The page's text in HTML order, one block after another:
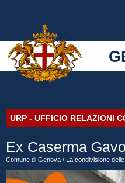
URP - UFFICIO RELAZIONI
Ex Caserma
Comune di Genova / La condivisione